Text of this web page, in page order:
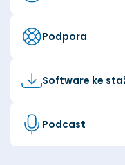
Podpora
Software ke
Podcast